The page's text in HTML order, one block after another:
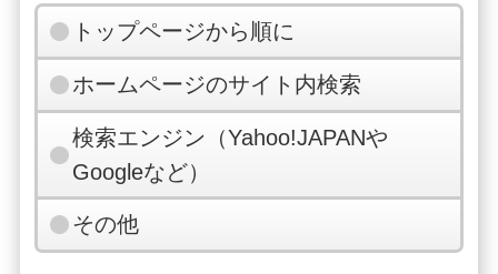
トップページから順に
ホームページのサイト内検索
検索エンジン（Yahoo!JAPANや
Googleなど）
その他